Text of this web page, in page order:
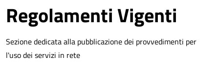
Regolamenti Vigenti
Sezione dedicata alla pubblicazione dei provvedimenti per
l'uso dei servizi in rete